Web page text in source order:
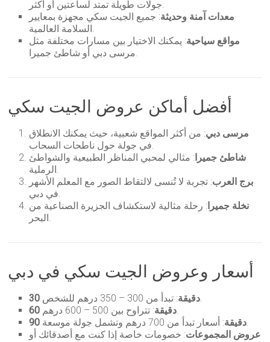
جولات طويلة تمتد لساعتين أو أكثر.
معدات آمنة وحديثة: جميع الجيت سكي مجهزة بمعايير
السلامة العالمية.
مواقع سياحية: يمكنك الاختيار بين مسارات مختلفة مثل
مرسى دبي أو شاطئ جميرا.
أفضل أماكن عروض الجيت سكي
مرسى دبي: من أكثر المواقع شعبية، حيث يمكنك الانطلاق
في جولة حول ناطحات السحاب.
شاطئ جميرا: مثالي لمحبي المناظر الطبيعية والشواطئ
الرملية.
برج العرب: تجربة لا تُنسى لالتقاط الصور مع المعلم الأشهر
في دبي.
نخلة جميرا: رحلة مثالية لاستكشاف الجزيرة الصناعية من
البحر.
أسعار وعروض الجيت سكي في دبي
30 دقيقة: تبدأ من 300 – 350 درهم للشخص.
60 دقيقة: تتراوح بين 500 – 600 درهم.
90 دقيقة: أسعار تبدأ من 700 درهم وتشمل جولة موسعة.
عروض المجموعات: خصومات خاصة إذا كنت مع أصدقائك أو